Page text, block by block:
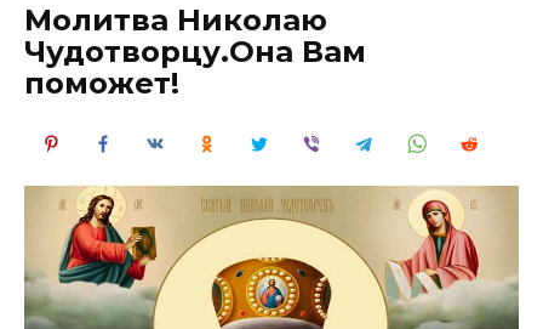
Молитва Николаю
Чудотворцу.Она Вам
поможет!